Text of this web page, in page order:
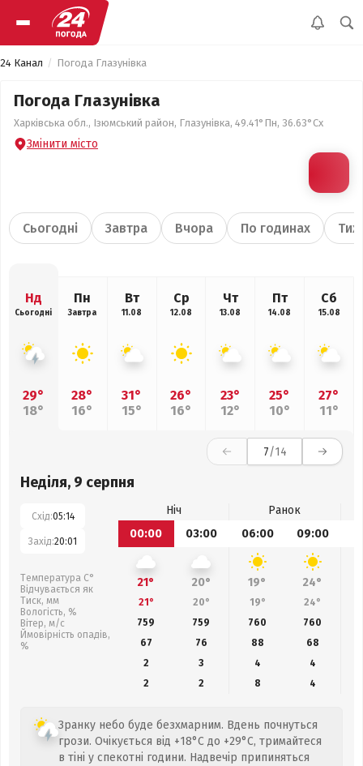
24 Канал Погода Глазунівка
Погода Глазунівка
Харківська обл., Ізюмський район, Глазунівка, 49.41°Пн, 36.63°Сх
Змінити місто
Сьогодні Завтра Вчора По годинах
Нд
Сьогодні
29°
18°
Пн
Завтра
28°
16°
Вт
11.08
31°
15°
Ср
12.08
26°
16°
Чт
13.08
23°
12°
Пт
14.08
25°
10°
Сб
15.08
27°
11°
7/14
Неділя, 9 серпня
Схід:05:14
Захід:20:01
Температура С°
Відчувається як
Тиск, мм
Вологість, %
Вітер, м/с
Ймовірність опадів,
%
Ніч
Ранок
00:00
03:00 06:00 09:00
21° 20° 19° 24°
21° 20° 19° 24°
759
759 760 760
67
76 88
68
2
3 4
4
2
2 8 4
Зранку небо буде безхмарним. Вдень почнуться
грози. Очікується від +18°C до +29°C, тримайтеся
в тіні у спекотні години. Надвечір припиняться